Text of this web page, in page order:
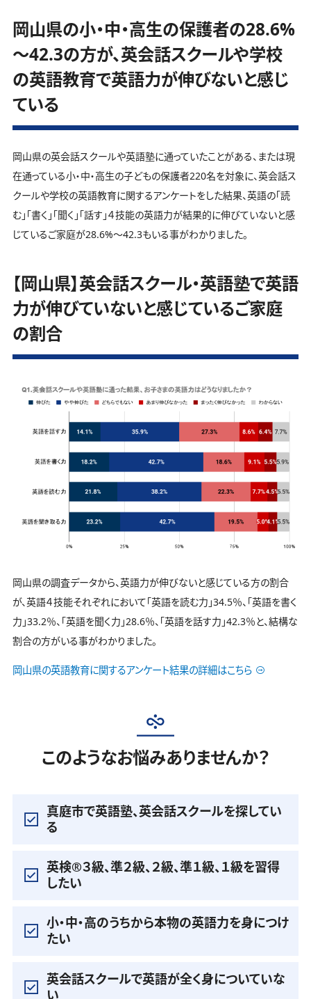
岡山県の小・中・高生の保護者の28.6%
～42.3の方が、英会話スクールや学校
の英語教育で英語力が伸びないと感じ
ている
岡山県の英会話スクールや英語塾に通っていたことがある、または現
在通っている小・中・高生の子どもの保護者220名を対象に、英会話ス
クールや学校の英語教育に関するアンケートをした結果、英語の「読
む」「書く」「聞く」「話す」４技能の英語力が結果的に伸びていないと感
じているご家庭が28.6%～42.3もいる事がわかりました。
【岡山県】英会話スクール・英語塾で英語
力が伸びていないと感じているご家庭
の割合
岡山県の調査データから、英語力が伸びないと感じている方の割合
が、英語４技能それぞれにおいて「英語を読む力」34.5％、「英語を書く
力」33.2％、「英語を聞く力」28.6％、「英語を話す力」42.3％と、結構な
割合の方がいる事がわかりました。
岡山県の英語教育に関するアンケート結果の詳細はこちら
このようなお悩みありませんか？
真庭市で英語塾、英会話スクールを探してい
る
英検®️３級、準２級、２級、準１級、１級を習得
したい
小・中・高のうちから本物の英語力を身につけ
たい
英会話スクールで英語が全く身についていな
い